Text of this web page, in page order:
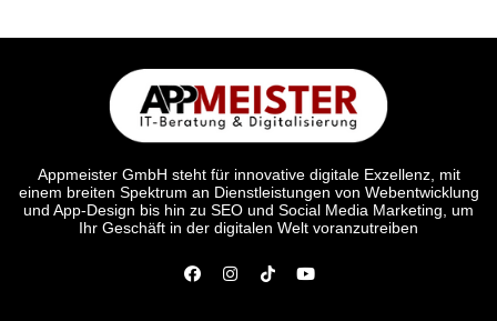
Appmeister GmbH steht für innovative digitale Exzellenz, mit
einem breiten Spektrum an Dienstleistungen von Webentwicklung
und App-Design bis hin zu SEO und Social Media Marketing, um
Ihr Geschäft in der digitalen Welt voranzutreiben